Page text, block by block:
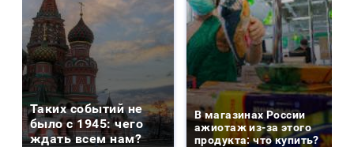
Таких событий не
было с 1945: чего
ждать всем нам?
В магазинах России
ажиотаж из-за этого
продукта: что купить?